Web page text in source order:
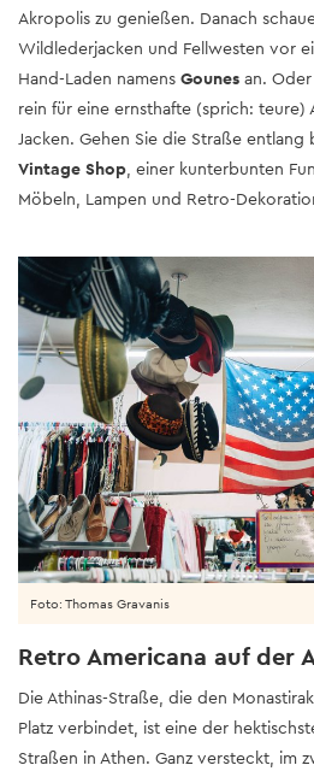
Akropolis zu genießen. Danach
Wildlederjacken und Fellwesten vor
Hand-Laden namens Gounes an.
rein für eine ernsthafte (sprich: teure)
Jacken. Gehen Sie die Straße entlang
Vintage Shop, einer kunterbunten
Möbeln, Lampen und Retro-
Foto: Thomas Gravanis
Retro Americana auf der
Die Athinas-Straße, die den
Platz verbindet, ist eine der
Straßen in Athen. Ganz versteckt, im